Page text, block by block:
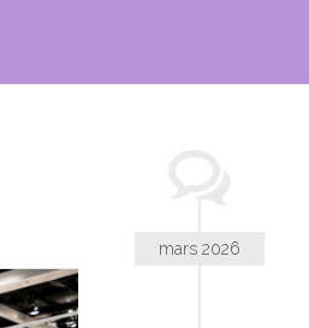
mars 2026